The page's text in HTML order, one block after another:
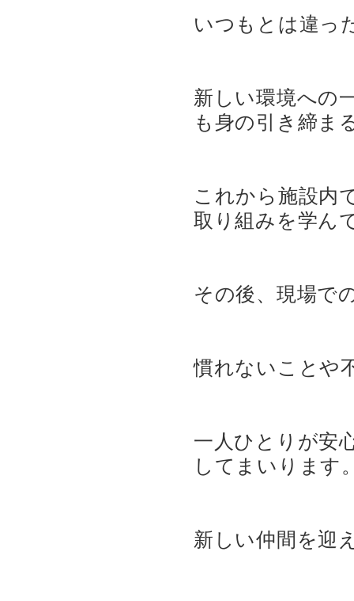
いつもとは違っ
新しい環境への
も身の引き締ま
これから施設内
取り組みを学ん
その後、現場で
慣れないことや
一人ひとりが安
してまいります
新しい仲間を迎